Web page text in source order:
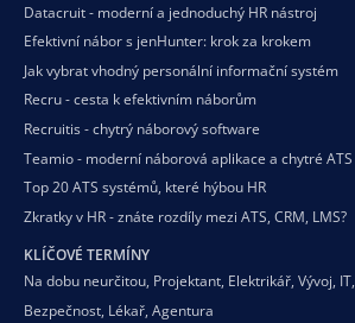
Datacruit - moderní a jednoduchý HR nástroj
Efektivní nábor s jenHunter: krok za krokem
Jak vybrat vhodný personální informační systém
Recru - cesta k efektivním náborům
Recruitis - chytrý náborový software
Teamio - moderní náborová aplikace a chytré ATS
Top 20 ATS systémů, které hýbou HR
Zkratky v HR - znáte rozdíly mezi ATS, CRM, LMS?
KLÍČOVÉ TERMÍNY
Na dobu neurčitou, Projektant, Elektrikář, Vývoj, IT,
Bezpečnost, Lékař, Agentura